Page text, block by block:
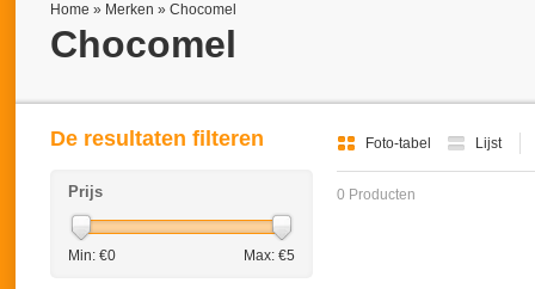
Home » Merken » Chocomel
Chocomel
Foto-tabel Lijst
0 Producten
De resultaten filteren
Prijs
Min: €0 Max: €5